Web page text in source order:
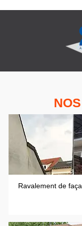
Ravalement de